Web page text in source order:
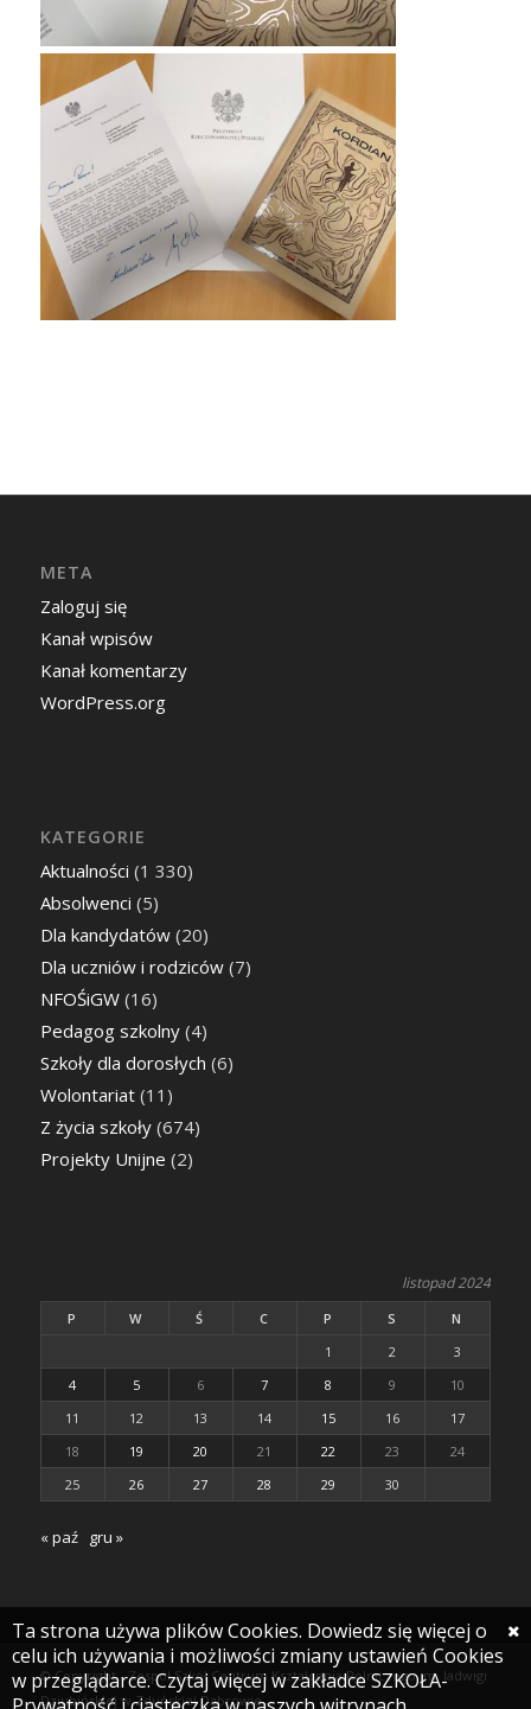
META
Zaloguj się
Kanał wpisów
Kanał komentarzy
WordPress.org
KATEGORIE
Aktualności (1 330)
Absolwenci (5)
Dla kandydatów(20)
Dla uczniów i rodziców(7)
NFOŚiGW(16)
Pedagog szkolny(4)
Szkoły dla dorosłych (6)
Wolontariat(11)
Z życia szkoły(674)
Projekty Unijne (2)
listopad 2024
P W Ś C P S
N
1
2
3
4
5 6 7 8 9
10
11
12 13 14 15 16
17
18
19 20 21 22 23
24
25
26 27 28 29 30
« paź gru »
© Copyright - Zespół Szkół Centrum Kształcenia Rolniczego im. Jadwigi
Dziubińskiej w Zduńskiej Dąbrowie
Ta strona używa plików Cookies. Dowiedz się więcej o
celu ich używania i możliwości zmiany ustawień Cookies
w przeglądarce. Czytaj więcej w zakładce SZKOŁA-